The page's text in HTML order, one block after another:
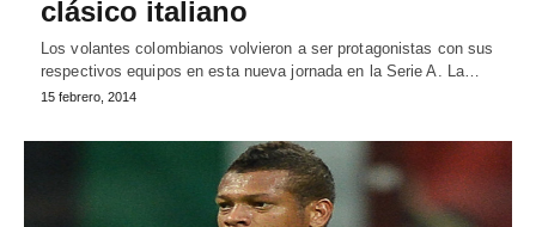
clásico italiano
Los volantes colombianos volvieron a ser protagonistas con sus
respectivos equipos en esta nueva jornada en la Serie A. La…
15 febrero, 2014